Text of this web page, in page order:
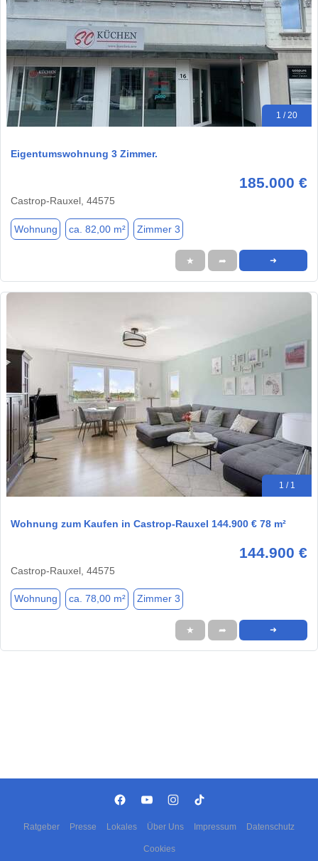
1 / 20
Eigentumswohnung 3 Zimmer.
185.000 €
Castrop-Rauxel, 44575
Wohnung ca. 82,00 m² Zimmer 3
★ ➦ ➜
1 / 1
Wohnung zum Kaufen in Castrop-Rauxel 144.900 € 78 m²
144.900 €
Castrop-Rauxel, 44575
Wohnung ca. 78,00 m² Zimmer 3
★ ➦ ➜
Ratgeber Presse Lokales Über Uns Impressum Datenschutz
Cookies